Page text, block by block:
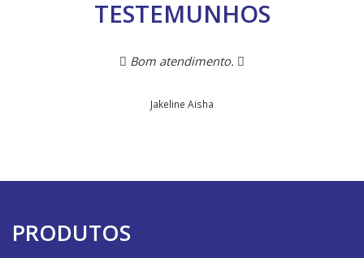
TESTEMUNHOS
Bom atendimento.
Jakeline Aisha
PRODUTOS